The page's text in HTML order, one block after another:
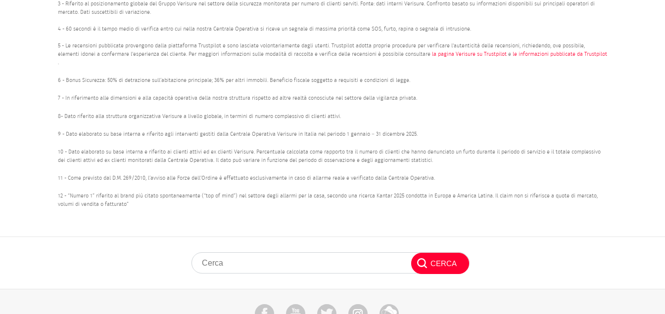
3 - Riferito al posizionamento globale del Gruppo Verisure nel settore della sicurezza monitorata per numero di clienti serviti. Fonte: dati interni Verisure. Confronto basato su informazioni disponibili sui principali operatori di
mercato. Dati suscettibili di variazione.
4 - 60 secondi è il tempo medio di verifica entro cui nella nostra Centrale Operativa si riceve un segnale di massima priorità come SOS, furto, rapina o segnale di intrusione.
5 - Le recensioni pubblicate provengono dalla piattaforma Trustpilot e sono lasciate volontariamente dagli utenti. Trustpilot adotta proprie procedure per verificare l'autenticità delle recensioni, richiedendo, ove possibile,
elementi idonei a confermare l'esperienza del cliente. Per maggiori informazioni sulle modalità di raccolta e verifica delle recensioni è possibile consultare la pagina Verisure su Trustpilot e le informazioni pubblicate da Trustpilot
6 - Bonus Sicurezza: 50% di detrazione sull’abitazione principale; 36% per altri immobili. Beneficio fiscale soggetto a requisiti e condizioni di legge.
7 - In riferimento alle dimensioni e alla capacità operativa della nostra struttura rispetto ad altre realtà conosciute nel settore della vigilanza privata.
8- Dato riferito alla struttura organizzativa Verisure a livello globale, in termini di numero complessivo di clienti attivi.
9 - Dato elaborato su base interna e riferito agli interventi gestiti dalla Centrale Operativa Verisure in Italia nel periodo 1 gennaio – 31 dicembre 2025.
10 - Dato elaborato su base interna e riferito ai clienti attivi ed ex clienti Verisure. Percentuale calcolata come rapporto tra il numero di clienti che hanno denunciato un furto durante il periodo di servizio e il totale complessivo
dei clienti attivi ed ex clienti monitorati dalla Centrale Operativa. Il dato può variare in funzione del periodo di osservazione e degli aggiornamenti statistici.
11 - Come previsto dal D.M. 269/2010, l’avviso alle Forze dell’Ordine è effettuato esclusivamente in caso di allarme reale e verificato dalla Centrale Operativa.
12 - “Numero 1” riferito al brand più citato spontaneamente (“top of mind”) nel settore degli allarmi per la casa, secondo una ricerca Kantar 2025 condotta in Europa e America Latina. Il claim non si riferisce a quote di mercato,
volumi di vendita o fatturato”